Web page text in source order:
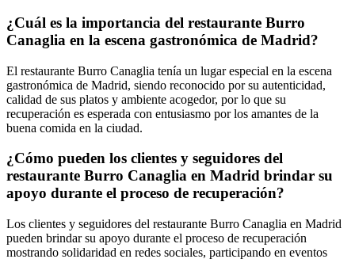
¿Cuál es la importancia del restaurante Burro
Canaglia en la escena gastronómica de Madrid?
El restaurante Burro Canaglia tenía un lugar especial en la escena
gastronómica de Madrid, siendo reconocido por su autenticidad,
calidad de sus platos y ambiente acogedor, por lo que su
recuperación es esperada con entusiasmo por los amantes de la
buena comida en la ciudad.
¿Cómo pueden los clientes y seguidores del
restaurante Burro Canaglia en Madrid brindar su
apoyo durante el proceso de recuperación?
Los clientes y seguidores del restaurante Burro Canaglia en Madrid
pueden brindar su apoyo durante el proceso de recuperación
mostrando solidaridad en redes sociales, participando en eventos